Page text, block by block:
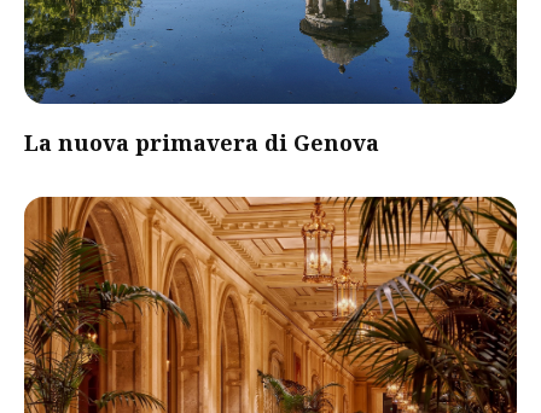
La nuova primavera di Genova